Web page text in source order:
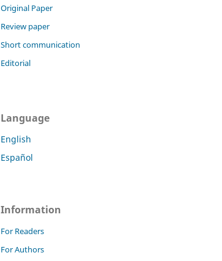
Original Paper
Review paper
Short communication
Editorial
Language
English
Español
Information
For Readers
For Authors